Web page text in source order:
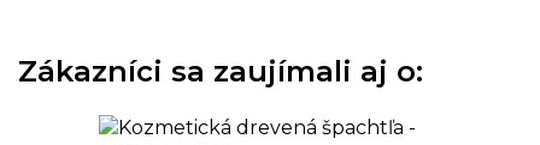
Zákazníci sa zaujímali aj o: